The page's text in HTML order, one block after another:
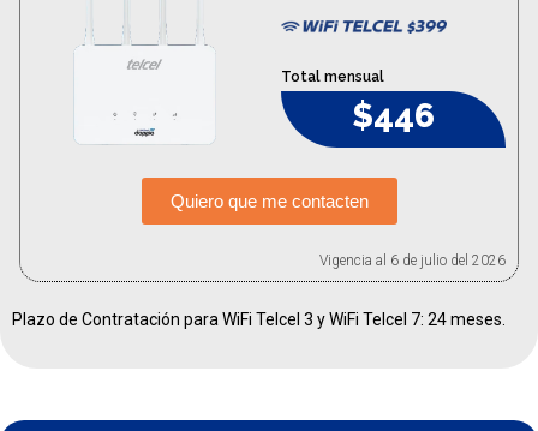
Total mensual
$446
Quiero que me contacten
Vigencia al 6 de julio del 2026
Plazo de Contratación para WiFi Telcel 3 yWiFi Telcel 7: 24 meses.